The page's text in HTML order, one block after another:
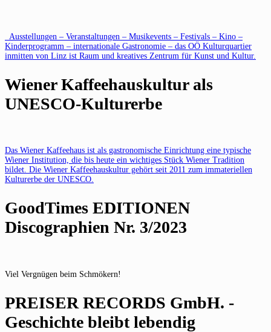
Ausstellungen – Veranstaltungen – Musikevents – Festivals – Kino –
Kinderprogramm – internationale Gastronomie – das OÖ Kulturquartier
inmitten von Linz ist Raum und kreatives Zentrum für Kunst und Kultur.
Wiener Kaffeehauskultur als
UNESCO-Kulturerbe
Das Wiener Kaffeehaus ist als gastronomische Einrichtung eine typische
Wiener Institution, die bis heute ein wichtiges Stück Wiener Tradition
bildet. Die Wiener Kaffeehauskultur gehört seit 2011 zum immateriellen
Kulturerbe der UNESCO.
GoodTimes EDITIONEN
Discographien Nr. 3/2023
Viel Vergnügen beim Schmökern!
PREISER RECORDS GmbH. -
Geschichte bleibt lebendig